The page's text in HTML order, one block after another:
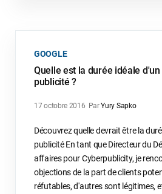
GOOGLE
Quelle est la durée idéale
publicité ?
17 octobre 2016 ParYury Sapko
Découvrez quelle devrait être la
publicité En tant que Directeur du
affaires pour Cyberpublicity, je
objections de la part de clients
réfutables, d'autres sont légitimes,